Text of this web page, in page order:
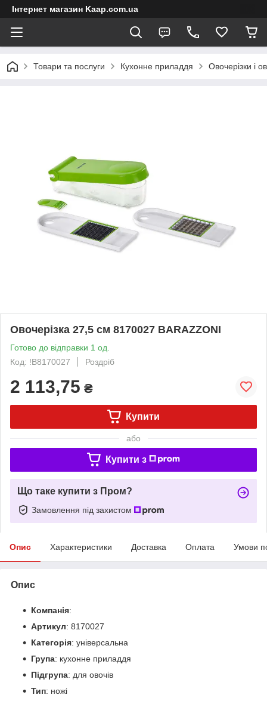
Інтернет магазин Kaap.com.ua
Товари та послуги Кухонне приладдя Овочерізки і
Овочерізка 27,5 см 8170027 BARAZZONI
Готово до відправки 1 од.
Код: !B8170027
Роздріб
2 113,75 ₴
Купити
або
Купити з
Що таке купити з Пром?
Замовлення під захистом
Опис Характеристики Доставка Оплата Умови
Опис
Компанія:
Артикул: 8170027
Категорія: універсальна
Група: кухонне приладдя
Підгрупа: для овочів
Тип: ножі